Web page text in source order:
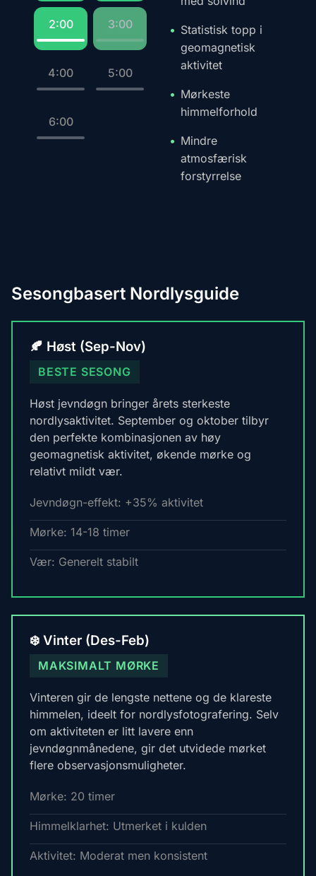
2:00 3:00
4:00 5:00
6:00
Statistisk topp i
geomagnetisk
aktivitet
Mørkeste
himmelforhold
Mindre
atmosfærisk
forstyrrelse
Sesongbasert Nordlysguide
🍂 Høst (Sep-Nov)
BESTE SESONG
Høst jevndøgn bringer årets sterkeste
nordlysaktivitet. September og oktober tilbyr
den perfekte kombinasjonen av høy
geomagnetisk aktivitet, økende mørke og
relativt mildt vær.
Jevndøgn-effekt: +35% aktivitet
Mørke: 14-18 timer
Vær: Generelt stabilt
❄️ Vinter (Des-Feb)
MAKSIMALT MØRKE
Vinteren gir de lengste nettene og de klareste
himmelen, ideelt for nordlysfotografering. Selv
om aktiviteten er litt lavere enn
jevndøgnmånedene, gir det utvidede mørket
flere observasjonsmuligheter.
Mørke: 20 timer
Himmelklarhet: Utmerket i kulden
Aktivitet: Moderat men konsistent